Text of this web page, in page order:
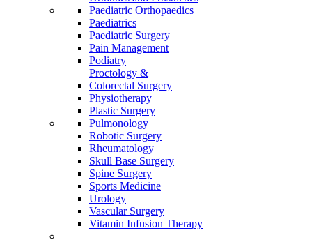
Paediatric Orthopaedics
Paediatrics
Paediatric Surgery
Pain Management
Podiatry
Proctology &
Colorectal Surgery
Physiotherapy
Plastic Surgery
Pulmonology
Robotic Surgery
Rheumatology
Skull Base Surgery
Spine Surgery
Sports Medicine
Urology
Vascular Surgery
Vitamin Infusion Therapy